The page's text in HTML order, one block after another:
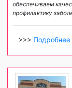
обеспечиваем
профилактику
>>> Подробнее